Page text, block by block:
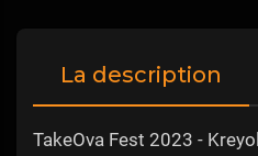
La description
TakeOva Fest 2023 -